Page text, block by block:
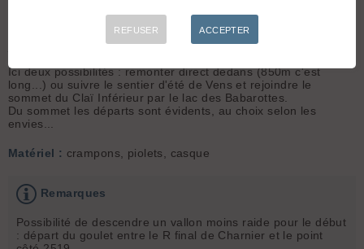
Montée : Du
terminus d'hiver de la route de la Bonette, suivre la route
jusqu'au vallon de Vens.
Ici deux possibilités : remonter direct dedans (850m c'est
long...) ou suivre le sentier d'été de Vens et rejoindre le
sommet du Claï Inférieur par le lac des Babarottes.
Du sommet les départs sont évidents, au choix selon les
envies...
Matériel : crampons, piolets, casque
Remarques
Possibilité de descendre un vallon moins raide pour le début
: départ du goulet entre le R final de Charnier et le point
REFUSER ACCEPTER